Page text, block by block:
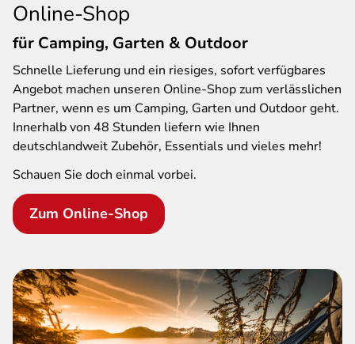
Online-Shop
für Camping, Garten & Outdoor
Schnelle Lieferung und ein riesiges, sofort verfügbares
Angebot machen unseren Online-Shop zum verlässlichen
Partner, wenn es um Camping, Garten und Outdoor geht.
Innerhalb von 48 Stunden liefern wie Ihnen
deutschlandweit Zubehör, Essentials und vieles mehr!
Schauen Sie doch einmal vorbei.
Zum Online-Shop